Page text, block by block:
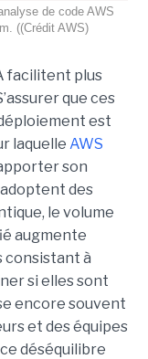
de code AWS
((Crédit AWS)
facilitent plus
que ces
est
laquelle AWS
son
des
, le volume
augmente
consistant à
si elles sont
encore souvent
et des équipes
déséquilibre